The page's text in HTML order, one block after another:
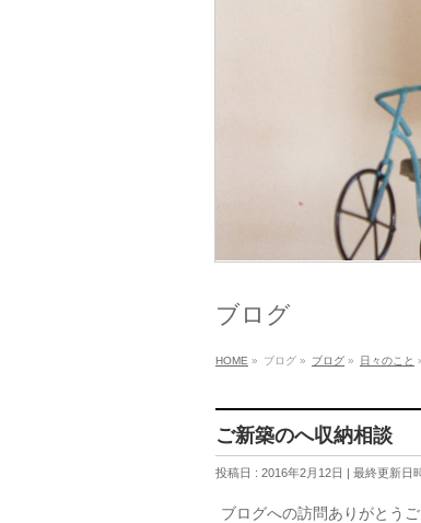
ブログ
HOME » ブログ » ブログ » 日々のこと
ご新築のへ収納相談
投稿日 : 2016年2月12日 最終更新日
ブログへの訪問ありがとうご